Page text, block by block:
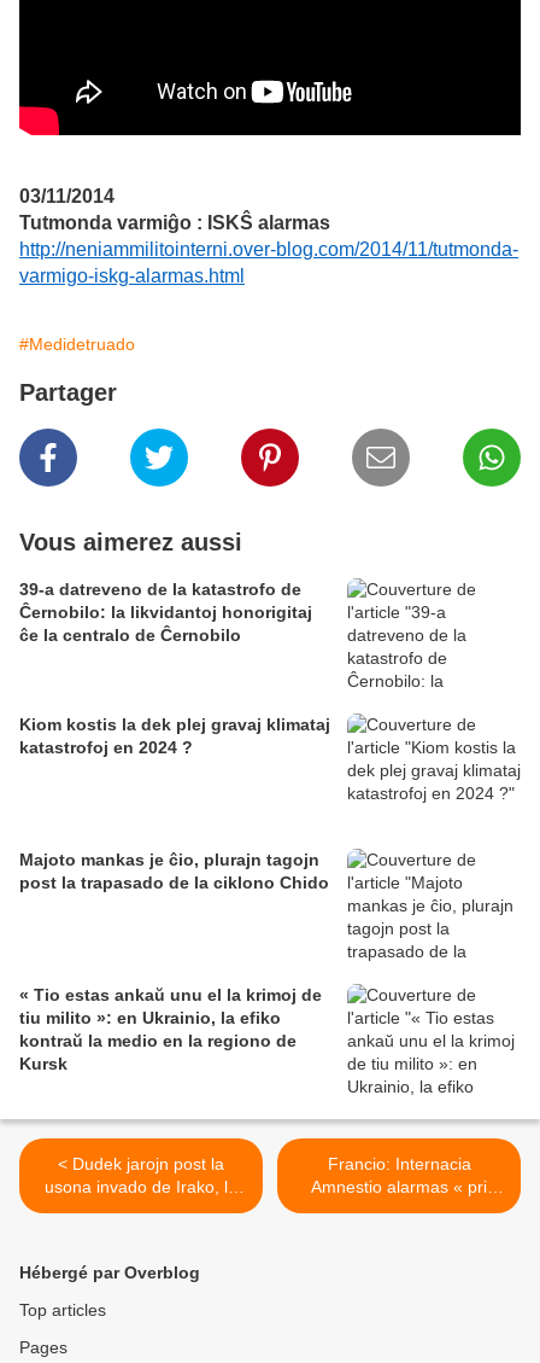
03/11/2014
Tutmonda varmiĝo : ISKŜ alarmas
http://neniammilitointerni.over-blog.com/2014/11/tutmonda-
varmigo-iskg-alarmas.html
#Medidetruado
Partager
Vous aimerez aussi
39-a datreveno de la katastrofo de
Ĉernobilo: la likvidantoj honorigitaj
ĉe la centralo de Ĉernobilo
Kiom kostis la dek plej gravaj klimataj
katastrofoj en 2024 ?
Majoto mankas je ĉio, plurajn tagojn
post la trapasado de la ciklono Chido
« Tio estas ankaŭ unu el la krimoj de
tiu milito »: en Ukrainio, la efiko
kontraŭ la medio en la regiono de
Kursk
< Dudek jarojn post la
usona invado de Irako, la
estinteco de la malliberejo
Francio: Internacia
Amnestio alarmas « pri
ekscesa uzado de forto kaj
Hébergé par Overblog
Top articles
Pages